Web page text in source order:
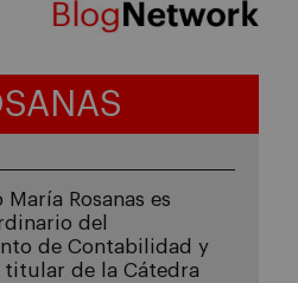
María Rosanas es
del
de Contabilidad y
titular de la Cátedra